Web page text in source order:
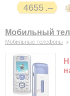
4655
Мобильный
Мобильные телефоны